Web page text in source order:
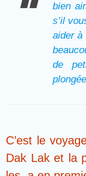
bien
s’il
aider à
de
C’est le
Dak Laket la